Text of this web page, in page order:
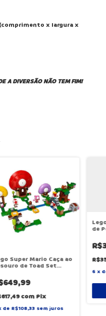
x largura x
A DIVERSÃO NÃO TEM FIM!
Super Mario Caça ao
de Toad Set
com Pix
de R$108,33 sem juros
de
6 x